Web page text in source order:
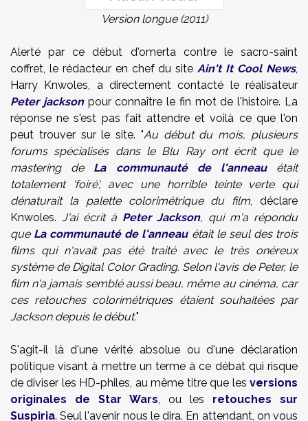
Version longue (2011)
Alerté par ce début d'omerta contre le sacro-saint
coffret, le rédacteur en chef du siteAin't It Cool News,
Harry Knwoles, a directement contacté le réalisateur
Peter jacksonpour connaître le fin mot de l'histoire. La
réponse ne s'est pas fait attendre et voilà ce que l'on
peut trouver sur le site. "Au début du mois, plusieurs
forums spécialisés dans le Blu Ray ont écrit que le
mastering de
La communauté de l'anneauétait
totalement 'foiré', avec une horrible teinte verte qui
dénaturait la palette colorimétrique du film, déclare
Knwoles. J'ai écrit à Peter Jackson, qui m'a répondu
que La communauté de l'anneauétait le seul des trois
films qui n'avait pas été traité avec le très onéreux
système de Digital Color Grading. Selon l'avis de Peter, le
film n'a jamais semblé aussi beau, même au cinéma, car
ces retouches colorimétriques étaient souhaitées par
Jackson depuis le début."
S'agit-il là d'une vérité absolue ou d'une déclaration
politique visant à mettre un terme à ce débat qui risque
de diviser les HD-philes, au même titre que les versions
originales de Star Wars, ou les retouches sur
Suspiria. Seul l'avenir nous le dira. En attendant, on vous